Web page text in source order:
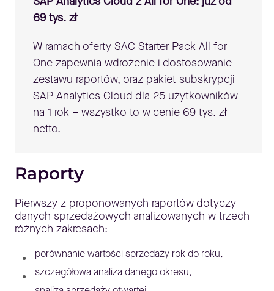
69 tys. zł
W ramach oferty SAC Starter Pack All for
One zapewnia wdrożenie i dostosowanie
zestawu raportów, oraz pakiet subskrypcji
SAP Analytics Cloud dla 25 użytkowników
na 1 rok – wszystko to w cenie 69 tys. zł
netto.
Raporty
Pierwszy z proponowanych raportów dotyczy
danych sprzedażowych analizowanych w trzech
różnych zakresach:
porównanie wartości sprzedaży rok do roku,
szczegółowa analiza danego okresu,